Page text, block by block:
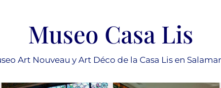
Museo Casa Lis
Art Nouveau y Art Déco de la Casa Lis en